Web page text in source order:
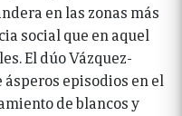
en las zonas más
social que en aquel
El dúo Vázquez-
episodios en el
de blancos y